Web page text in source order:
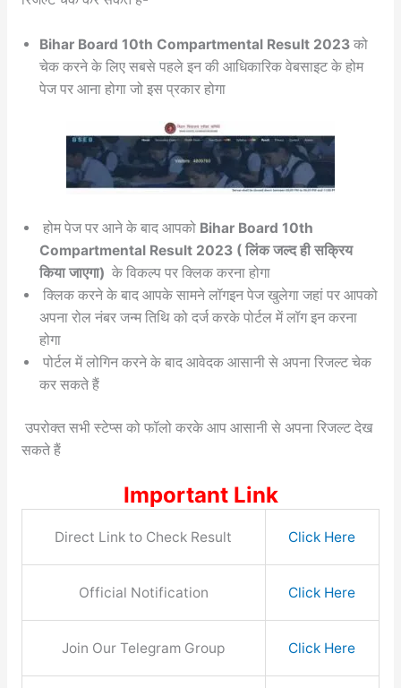
Bihar Board 10th Compartmental Result 2023 को
चेक करने के लिए सबसे पहले इन की आधिकारिक वेबसाइट के होम
पेज पर आना होगा जो इस प्रकार होगा
होम पेज पर आने के बाद आपको Bihar Board 10th
Compartmental Result 2023 ( लिंक जल्द ही सक्रिय
किया जाएगा) के विकल्प पर क्लिक करना होगा
क्लिक करने के बाद आपके सामने लॉगइन पेज खुलेगा जहां पर आपको
अपना रोल नंबर जन्म तिथि को दर्ज करके पोर्टल में लॉग इन करना
होगा
पोर्टल में लोगिन करने के बाद आवेदक आसानी से अपना रिजल्ट चेक
कर सकते हैं
उपरोक्त सभी स्टेप्स को फॉलो करके आप आसानी से अपना रिजल्ट देख
सकते हैं
Important Link
Direct Link to Check Result Click Here
Official Notification Click Here
Join Our Telegram Group Click Here